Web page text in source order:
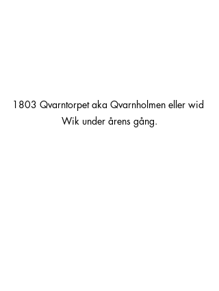
1803 Qvarntorpet aka Qvarnholmen eller wid
Wik under årens gång.